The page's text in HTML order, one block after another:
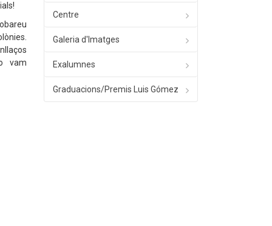
vam
Centre
Galeria d'Imatges
Exalumnes
Graduacions/Premis Luis Gómez